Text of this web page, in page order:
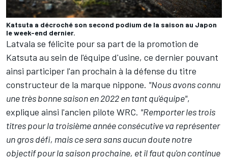
Katsuta a décroché son second podium de la saison au Japon
le week-end dernier.
Latvala se félicite pour sa part de la promotion de
Katsuta au sein de l'équipe d'usine, ce dernier pouvant
ainsi participer l'an prochain à la défense du titre
constructeur de la marque nippone. "Nous avons connu
une très bonne saison en 2022 en tant qu'équipe",
explique ainsi l'ancien pilote WRC. "Remporter les trois
titres pour la troisième année consécutive va représenter
un gros défi, mais ce sera sans aucun doute notre
objectif pour la saison prochaine, et il faut qu'on continue